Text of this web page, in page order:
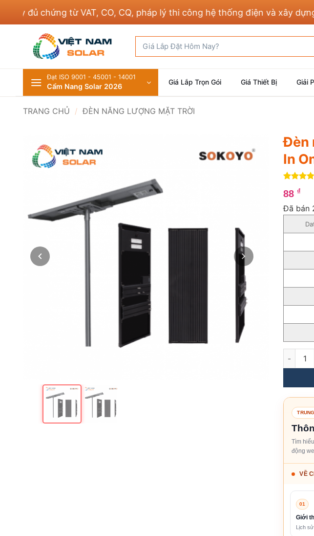
đủ chứng từ VAT, CO, CQ, pháp lý thi công hệ thống điện và xây dựng
kiếm:
Đạt ISO 9001 - 45001 - 14001
Cẩm Nang Solar 2026 Giá Lắp Trọn Gói Giá Thiết Bị Giải
TRANG CHỦ / ĐÈN NĂNG LƯỢNG MẶT TRỜI
Đèn
In
trên 5
dựa trên
88 ₫
Đã bán
Đèn
Tìm
động
VỀ
01
Giới
Lịch